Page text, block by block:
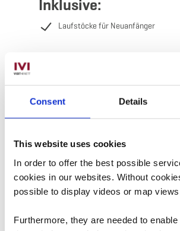
Consent Details
This website uses cookies
In order to offer the best possible
cookies in our websites. Without
possible to display videos or map
Furthermore, they are needed to
Inklusive:
Laufstöcke für Neuanfänger
Adresse:
Centre nature et forêt
Rue Jean-Pierre Bausch
L-4114 Esch-sur-Alzette
Auf Karte anzeigen